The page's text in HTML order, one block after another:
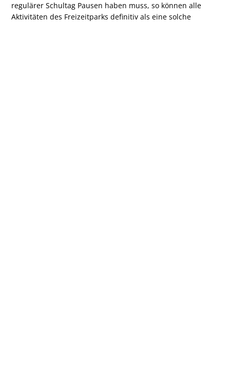
regulärer Schultag Pausen haben muss, so können alle
Aktivitäten des Freizeitparks definitiv als eine solche